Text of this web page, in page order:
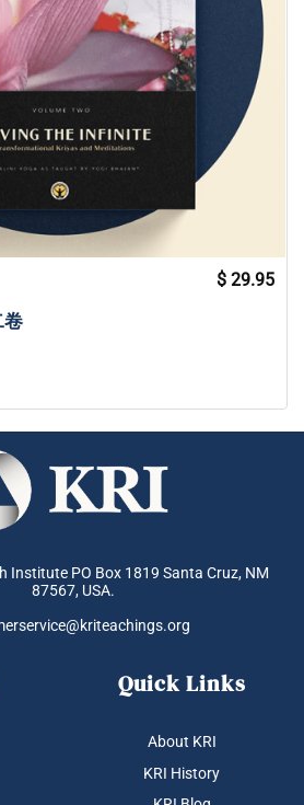
卷
$ 29.95
Institute PO Box 1819 Santa Cruz, NM
87567, USA.
Quick Links
About KRI
KRI History